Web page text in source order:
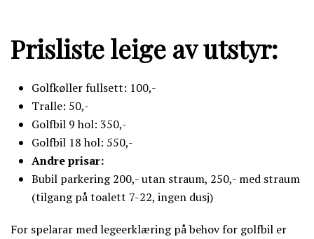
Prisliste leige av utstyr:
Golfkøller fullsett: 100,-
Tralle: 50,-
Golfbil 9 hol: 350,-
Golfbil 18 hol: 550,-
Andre prisar:
Bubil parkering 200,- utan straum, 250,- med straum
(tilgang på toalett 7-22, ingen dusj)
For spelarar med legeerklæring på behov for golfbil er